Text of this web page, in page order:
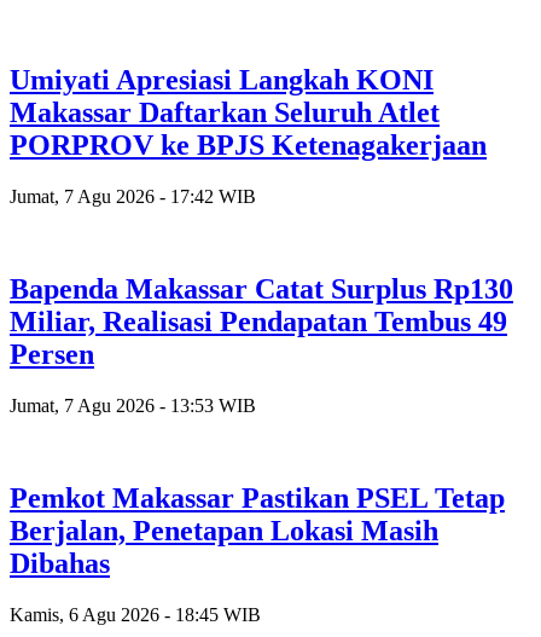
Umiyati Apresiasi Langkah KONI
Makassar Daftarkan Seluruh Atlet
PORPROV ke BPJS Ketenagakerjaan
Jumat, 7 Agu 2026 - 17:42 WIB
Bapenda Makassar Catat Surplus Rp130
Miliar, Realisasi Pendapatan Tembus 49
Persen
Jumat, 7 Agu 2026 - 13:53 WIB
Pemkot Makassar Pastikan PSEL Tetap
Berjalan, Penetapan Lokasi Masih
Dibahas
Kamis, 6 Agu 2026 - 18:45 WIB